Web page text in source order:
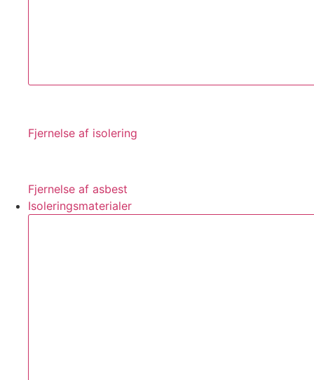
Fjernelse af isolering
Fjernelse af asbest
Isoleringsmaterialer